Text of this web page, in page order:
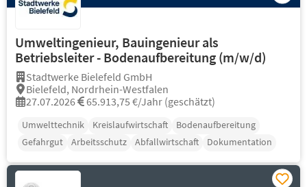
Umweltingenieur, Bauingenieur als
Betriebsleiter - Bodenaufbereitung (m/w/d)
Stadtwerke Bielefeld GmbH
Bielefeld, Nordrhein-Westfalen
27.07.2026
65.913,75 €/Jahr (geschätzt)
Umwelttechnik Kreislaufwirtschaft
Bodenaufbereitung
Gefahrgut
Arbeitsschutz Abfallwirtschaft Dokumentation